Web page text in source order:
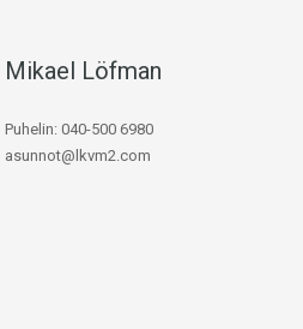
Mikael Löfman
Puhelin: 040-500 6980
asunnot@lkvm2.com